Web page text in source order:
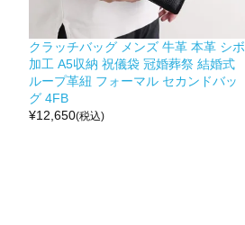
クラッチバッグ メンズ 牛革 本革 シボ
加工 A5収納 祝儀袋 冠婚葬祭 結婚式
ループ革紐 フォーマル セカンドバッ
グ 4FB
¥12,650(税込)